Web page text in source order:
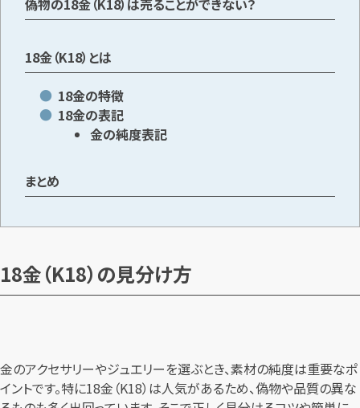
偽物の18金（K18）は売ることができない？
18金（K18）とは
18金の特徴
18金の表記
金の純度表記
まとめ
18金（K18）の見分け方
金のアクセサリーやジュエリーを選ぶとき、素材の純度は重要なポ
イントです。特に18金（K18）は人気があるため、偽物や品質の異な